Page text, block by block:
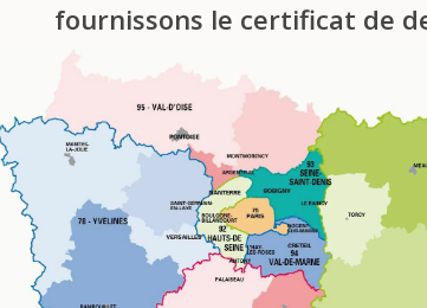
fournissons le certificat de